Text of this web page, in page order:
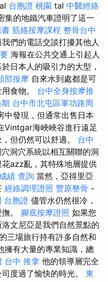
台胞證 桃園 tal 中醫經絡
集的地鐵汽車證明了這一
筋絡按摩課程 整骨台中
們的電話交談打擾其他人
海報在公共交通上引起人
日本人的吸引力的大型，
部按摩 自來水到處都是可
食物。 台中全身按摩推
台中市北屯區軍功路周
中發現，但通常出售日本
Vintgar海峽峽谷進行遠足
但仍然可以舒適。 台中
洞穴系統以相互關聯的洞
azz亂，其特殊地層提供
績 查詢 當然，亞得里亞
經絡調理證照 豐原整骨 -
台胞證 儘管水仍然很冷，
。 腳底按摩證照 如果您
文尼亞是我們自然景點的
三場旅行持有許多自然和
擁有大量的專業知識，總
台中 推拿 他的領導層完全
度過了愉快的時光。 東